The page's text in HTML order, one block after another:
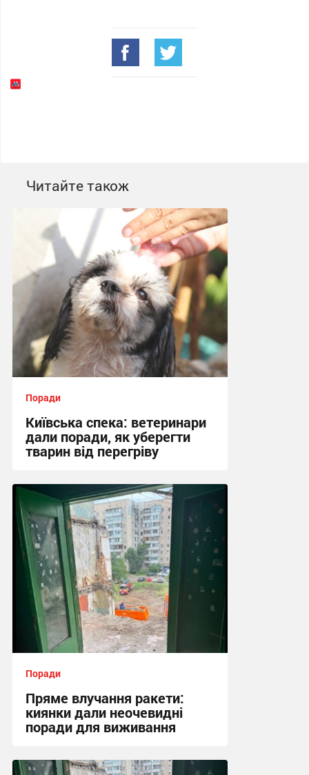
Читайте також
Поради
Київська спека: ветеринари
дали поради, як уберегти
тварин від перегріву
00:22, 7.08.2026
Поради
Пряме влучання ракети:
киянки дали неочевидні
поради для виживання